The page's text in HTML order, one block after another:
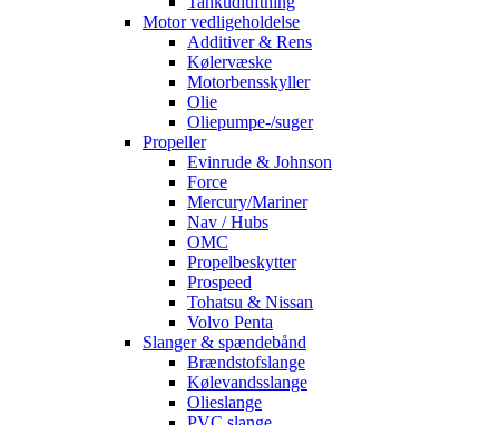
Motor vedligeholdelse
Additiver & Rens
Kølervæske
Motorbensskyller
Olie
Oliepumpe-/suger
Propeller
Evinrude & Johnson
Force
Mercury/Mariner
Nav / Hubs
OMC
Propelbeskytter
Prospeed
Tohatsu & Nissan
Volvo Penta
Slanger & spændebånd
Brændstofslange
Kølevandsslange
Olieslange